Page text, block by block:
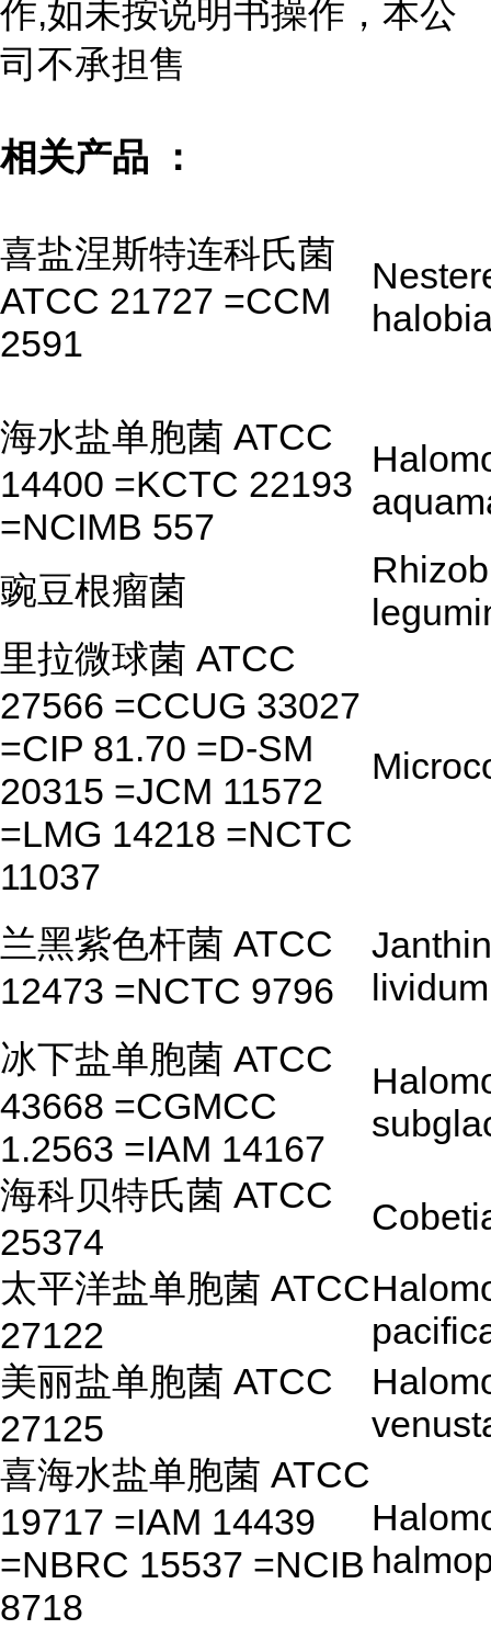
作,如未按说明书操作，本公
司不承担售
相关产品 ：
喜盐涅斯特连科氏菌
ATCC 21727 =CCM
2591
海水盐单胞菌 ATCC
14400 =KCTC 22193
=NCIMB 557
豌豆根瘤菌
里拉微球菌 ATCC
27566 =CCUG 33027
=CIP 81.70 =D-SM
20315 =JCM 11572
=LMG 14218 =NCTC
11037
兰黑紫色杆菌 ATCC
12473 =NCTC 9796
lividum
冰下盐单胞菌 ATCC
43668 =CGMCC
1.2563 =IAM 14167
海科贝特氏菌 ATCC
25374
太平洋盐单胞菌 ATCC
27122
美丽盐单胞菌 ATCC
27125
喜海水盐单胞菌 ATCC
19717 =IAM 14439
=NBRC 15537 =NCIB
8718